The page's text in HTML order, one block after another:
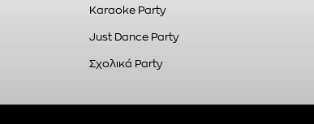
Karaoke Party
Just Dance Party
Σχολικά Party